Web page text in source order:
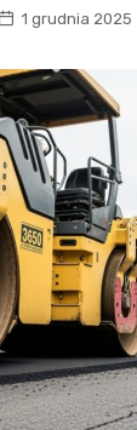
1 grudnia 2025